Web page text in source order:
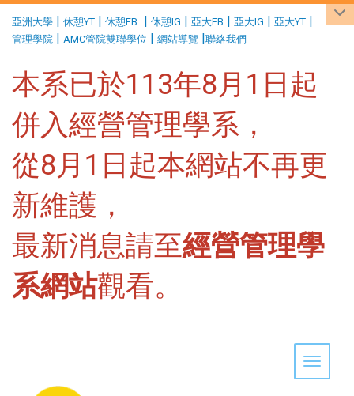
亞洲大學 | 休憩YT | 休憩FB | 休憩IG | 亞大FB | 亞大IG | 亞大YT |
管理學院 | AMC管院雙聯學位 | 網站導覽 |聯絡我們
本系已於113年8月1日起
併入經營管理學系，
從8月1日起本網站不再更
新維護，
最新消息請至經營管理學
系網站觀看。
Toggle